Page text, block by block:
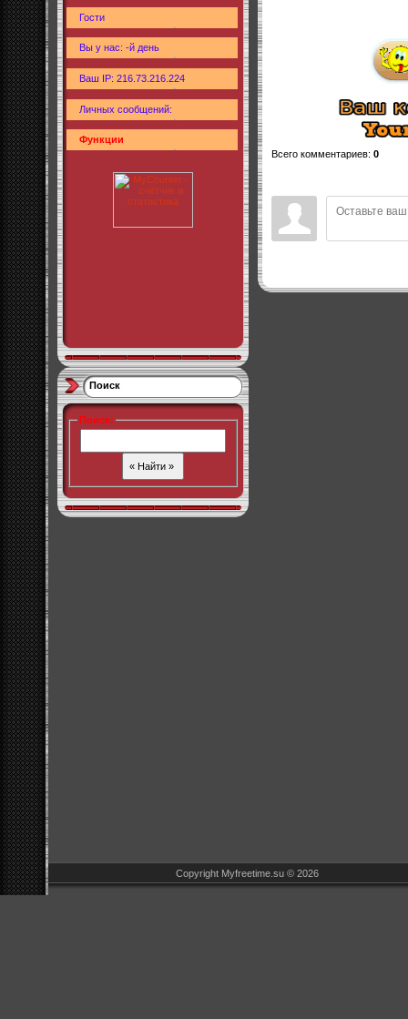
Гости
Вы у нас: -й день
Ваш IP: 216.73.216.224
Личных сообщений:
Функции
Поиск
Поиск:
Всего комментариев: 0
Copyright Myfreetime.su © 2026